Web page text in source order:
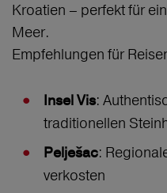
Kroatien – perfekt für
Meer.
Empfehlungen für
Insel Vis:
traditionellen
Pelješac:
verkosten